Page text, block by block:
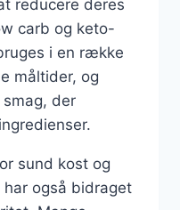
reducere deres
carb og keto-
i en række
måltider, og
der
sund kost og
også bidraget